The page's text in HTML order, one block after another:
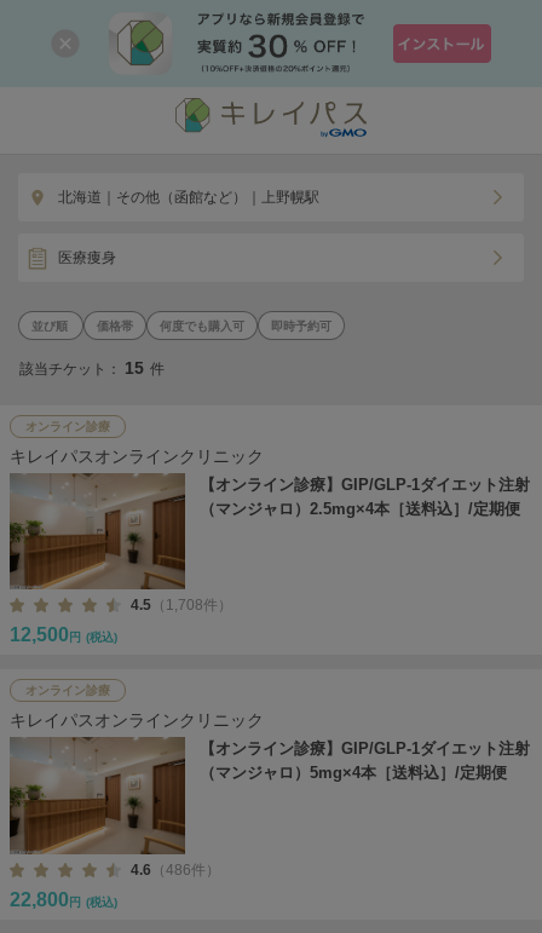
北海道｜その他（函館など）｜上野幌駅
医療痩身
価格帯 何度でも購入可 即時予約可
該当チケット： 15 件
オンライン診療
キレイパスオンラインクリニック
【オンライン診療】GIP/GLP-1ダイエット注射
（マンジャロ）2.5mg×4本［送料込］/定期便
4.5 （1,708件）
12,500 円 (税込)
オンライン診療
キレイパスオンラインクリニック
【オンライン診療】GIP/GLP-1ダイエット注射
（マンジャロ）5mg×4本［送料込］/定期便
4.6 （486件）
22,800 円 (税込)